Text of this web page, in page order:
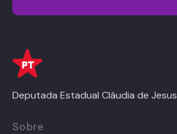
Deputada Estadual Cláudia de Jesus
Sobre